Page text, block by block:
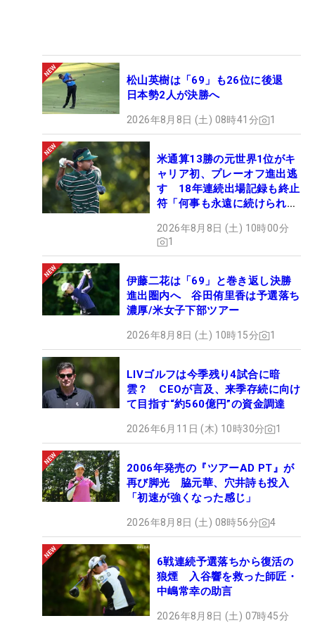
松山英樹は「69」も26位に後退
日本勢2人が決勝へ
2026年8月8日 (土) 08時41分 1
米通算13勝の元世界1位がキ
ャリア初、プレーオフ進出逃
す 18年連続出場記録も終止
符「何事も永遠に続けられな
2026年8月8日 (土) 10時00分
1
伊藤二花は「69」と巻き返し決勝
進出圏内へ 谷田侑里香は予選落ち
濃厚/米女子下部ツアー
2026年8月8日 (土) 10時15分 1
LIVゴルフは今季残り4試合に暗
雲？ CEOが言及、来季存続に向け
て目指す“約560億円”の資金調達
2026年6月11日 (木) 10時30分 1
2006年発売の『ツアーAD PT』が
再び脚光 脇元華、穴井詩も投入
「初速が強くなった感じ」
2026年8月8日 (土) 08時56分 4
6戦連続予選落ちから復活の
狼煙 入谷響を救った師匠・
中嶋常幸の助言
2026年8月8日 (土) 07時45分